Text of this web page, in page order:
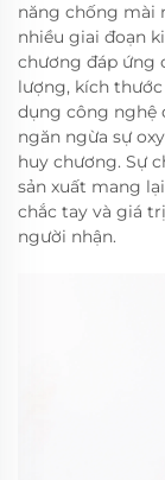
năng chống mài
nhiều giai đoạn
chương đáp ứng
lượng, kích
dụng công nghệ
ngăn ngừa sự
huy chương. Sự
sản xuất mang
chắc tay và giá
người nhận.